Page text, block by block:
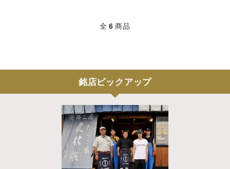
全 6 商品
銘店ピックアップ